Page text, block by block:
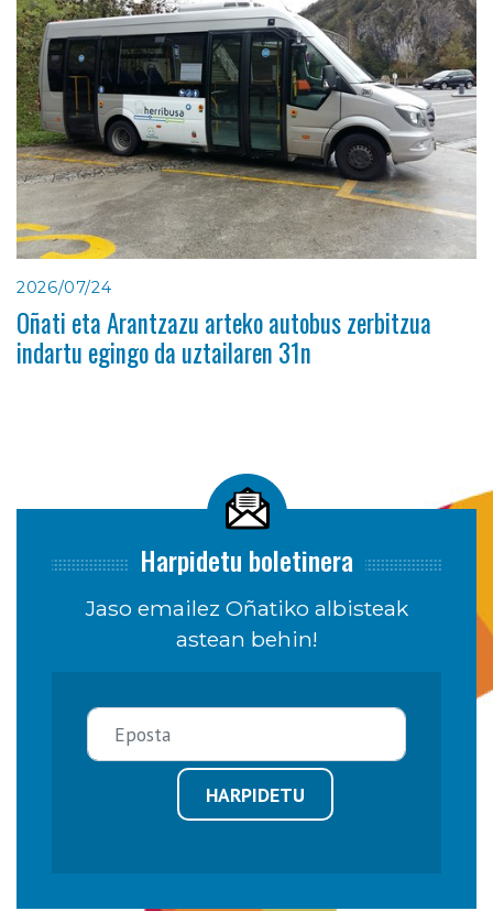
2026/07/24
Oñati eta Arantzazu arteko autobus zerbitzua
indartu egingo da uztailaren 31n
Harpidetu boletinera
Jaso emailez Oñatiko albisteak
astean behin!
HARPIDETU